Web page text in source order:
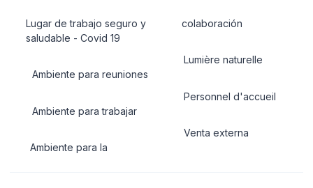
Lugar de trabajo seguro y
saludable - Covid 19
Ambiente para reuniones
Ambiente para trabajar
Ambiente para la
colaboración
Lumière naturelle
Personnel d'accueil
Venta externa